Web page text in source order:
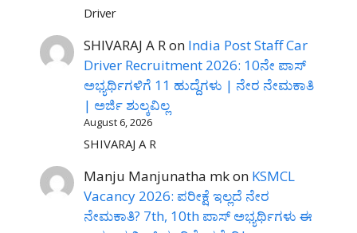
Driver
SHIVARAJ A Ron India Post Staff Car
Driver Recruitment 2026: 10ನೇ ಪಾಸ್
ಅಭ್ಯರ್ಥಿಗಳಿಗೆ 11 ಹುದ್ದೆಗಳು | ನೇರ ನೇಮಕಾತಿ
| ಅರ್ಜಿ ಶುಲ್ಕವಿಲ್ಲ
August 6, 2026
SHIVARAJ A R
Manju Manjunatha mkon KSMCL
Vacancy 2026: ಪರೀಕ್ಷೆ ಇಲ್ಲದೆ ನೇರ
ನೇಮಕಾತಿ? 7th, 10th ಪಾಸ್ ಅಭ್ಯರ್ಥಿಗಳು ಈ